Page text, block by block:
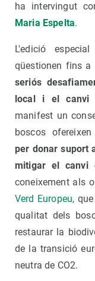
ha intervingut
Maria Espelta.
L'edició
qüestionen fins
seriós
local i el canvi
manifest un
boscos ofereixen
per donar suport
mitigar el canvi
coneixement als
Verd Europeu,
qualitat dels
restaurar la
de la transició
neutra de CO2.